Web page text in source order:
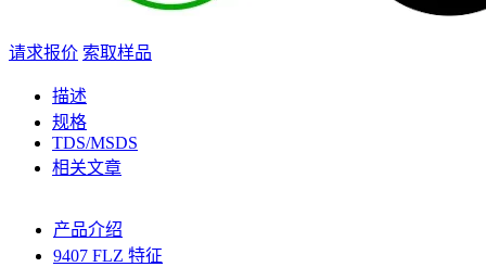
请求报价 索取样品
描述
规格
TDS/MSDS
相关文章
产品介绍
9407 FLZ 特征